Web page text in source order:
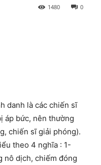
0
1480
danh là các chiến sĩ
áp bức, nên thường
chiến sĩ giải phóng).
theo 4 nghĩa : 1-
nô dịch, chiếm đóng